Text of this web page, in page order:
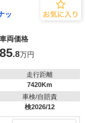
ッ
車両価格
85.8万円
走行距離
7420Km
車検/自賠責
検2026/12